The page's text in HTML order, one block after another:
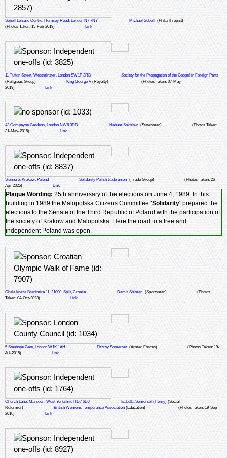
Sobell Leisure Centre, Hornsey Road, London N7 7NY Michael Sobell (Philanthropist)
(Photos Taken: 15-Feb-2018)
Link
11 Tufton Street, Westminster, London SW1P 3RB
Society for the Propagation of the Gospel in Foreign Parts
(Religious Group)
King George V(Royalty)
(Photos Taken: 07-May-
2019)
Link
43 Compayne Gardens, London NW6 3DD Nahum Sokolow (Statesman)
(Photos Taken:
31-May-2015)
Link
Sienna 5, Kraków, Poland Solidarity Polish trade union (Trade Group)
(Photos Taken: 26-
Apr-2025)
Link
Plaque Wording: 25th anniversary of the elections on June 4, 1989. In this
building in 1989 the Malopolska Citizens Committee 'Solidarity' prepared the
elections to the Senate of the Third Republic of Poland with the participation of
the society of Krakow and Malopolska. Here the road to a free and
independent Poland was open.
Obala kneza Branimira 11, 21000, Split, Croatia Damir Solman (Sportsman)
(Photos
Taken: 04-Oct-2023)
Link
5 Stanhope Gate, London W1K 1AH Fitzroy Somerset (Armed Forces)
(Photos Taken: 19-
Jul-2015)
Link
Church Lane, Marsden, West Yorkshire HD7 6DJ Isabella Somerset (Henry) (Social
Reformer)
British Womens Temperance Association (Education)
(Photos Taken: 19-Sep-
2016)
Link